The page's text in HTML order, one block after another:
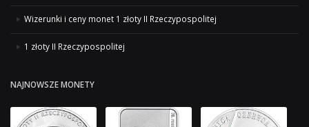
Wizerunki i ceny monet 1 złoty II Rzeczypospolitej
1 złoty II Rzeczypospolitej
NAJNOWSZE MONETY